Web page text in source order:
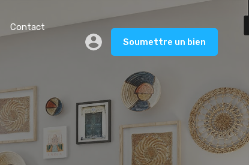
Contact
Soumettre un bien